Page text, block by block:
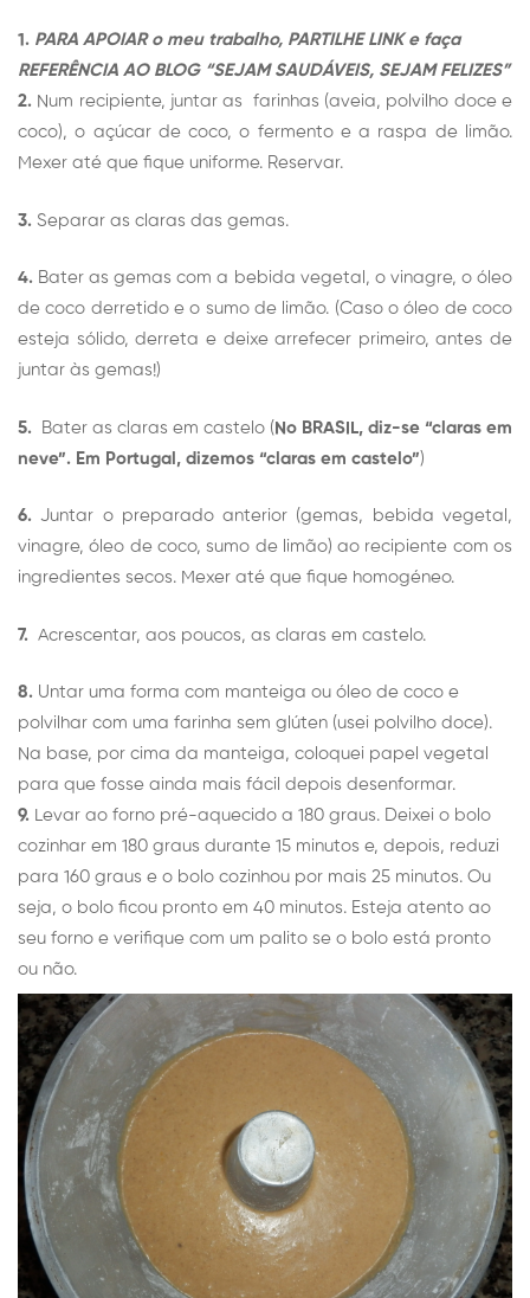
1. PARA APOIAR o meu trabalho, PARTILHE LINK e faça
REFERÊNCIA AO BLOG “SEJAM SAUDÁVEIS, SEJAM FELIZES”
2. Num recipiente, juntar as farinhas (aveia, polvilho doce e
coco), o açúcar de coco, o fermento e a raspa de limão.
Mexer até que fique uniforme. Reservar.
3. Separar as claras das gemas.
4. Bater as gemas com a bebida vegetal, o vinagre, o óleo
de coco derretido e o sumo de limão. (Caso o óleo de coco
esteja sólido, derreta e deixe arrefecer primeiro, antes de
juntar às gemas!)
5. Bater as claras em castelo (No BRASIL, diz-se “claras em
neve”. Em Portugal, dizemos “claras em castelo”)
6. Juntar o preparado anterior (gemas, bebida vegetal,
vinagre, óleo de coco, sumo de limão) ao recipiente com os
ingredientes secos. Mexer até que fique homogéneo.
7. Acrescentar, aos poucos, as claras em castelo.
8. Untar uma forma com manteiga ou óleo de coco e
polvilhar com uma farinha sem glúten (usei polvilho doce).
Na base, por cima da manteiga, coloquei papel vegetal
para que fosse ainda mais fácil depois desenformar.
9. Levar ao forno pré-aquecido a 180 graus. Deixei o bolo
cozinhar em 180 graus durante 15 minutos e, depois, reduzi
para 160 graus e o bolo cozinhou por mais 25 minutos. Ou
seja, o bolo ficou pronto em 40 minutos. Esteja atento ao
seu forno e verifique com um palito se o bolo está pronto
ou não.